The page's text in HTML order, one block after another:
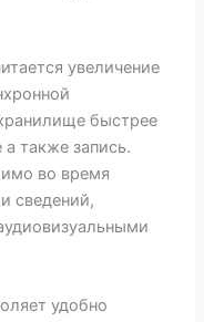
увеличение
быстрее
также запись.
во время
сведений,
удобно